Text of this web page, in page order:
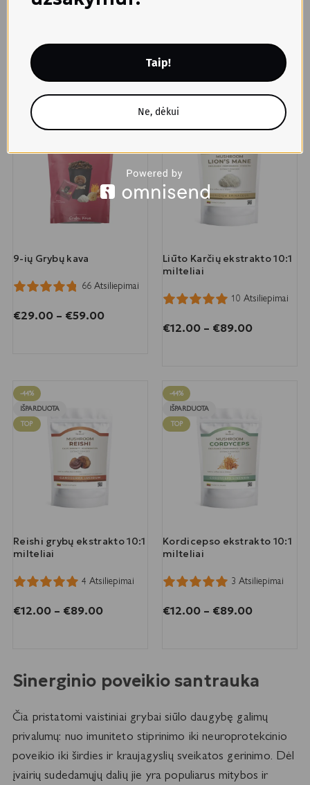
Be populiaraus naudojimo virtuvėje, šitakas yra žinomas
beta gliukano, kuris stiprina imuninę sistemą ir gali
pagerinti cholesterolio kiekį.
-38%
IŠPARDUOTA
9-ių Grybų kava
66 Atsiliepimai
€29.00 – €59.00
-44%
Liūto Karčių ekstrakto 10:1
milteliai
10 Atsiliepimai
€12.00 – €89.00
-44%
IŠPARDUOTA
TOP
Reishi grybų ekstrakto 10:1
milteliai
4 Atsiliepimai
€12.00 – €89.00
-44%
IŠPARDUOTA
TOP
Kordicepso ekstrakto 10:1
milteliai
3 Atsiliepimai
€12.00 – €89.00
Sinerginio poveikio santrauka
Čia pristatomi vaistiniai grybai siūlo daugybę galimų
privalumų: nuo imuniteto stiprinimo iki neuroprotekcinio
poveikio iki širdies ir kraujagyslių sveikatos gerinimo. Dėl
įvairių sudedamųjų dalių jie yra populiarus mitybos ir
Taip!
Ne, dėkui